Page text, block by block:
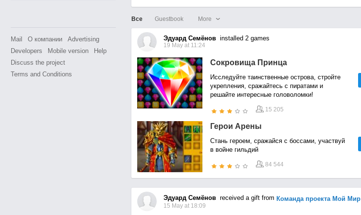
Mail О компании
Advertising
Developers
Mobile version
Help
Discuss the project
Terms and Conditions
Все Guestbook More
Эдуард Семёновinstalled 2 games
19 May at 11:24
Сокровища Принца
Исследуйте таинственные острова, стройте
укрепления, сражайтесь с пиратами и
решайте интересные головоломки!
15 205
Герои Арены
Стань героем, сражайся с боссами, участвуй
в войне гильдий
84 544
Эдуард Семёновreceived a gift from Команда проекта Мой Мир
15 May at 18:09